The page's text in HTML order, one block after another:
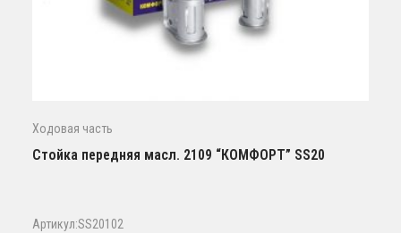
Ходовая часть
Стойка передняя масл. 2109 “КОМФОРТ” SS20
Артикул:SS20102